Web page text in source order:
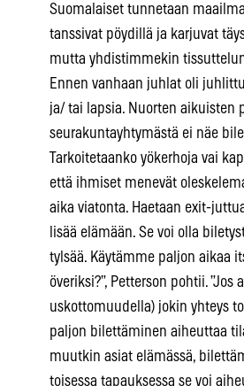
Suomalaiset tunnetaan
tanssivat pöydillä ja karjuvat
mutta yhdistimmekin
Ennen vanhaan juhlat oli
ja/ tai lapsia. Nuorten aikuisten
seurakuntayhtymästä ei näe
Tarkoitetaanko yökerhoja vai
että ihmiset menevät
aika viatonta. Haetaan exit-
lisää elämään. Se voi olla
tylsää. Käytämme paljon aikaa
överiksi?”, Petterson pohtii.
uskottomuudella) jokin yhteys
paljon bilettäminen aiheuttaa
muutkin asiat elämässä,
toisessa tapauksessa se voi